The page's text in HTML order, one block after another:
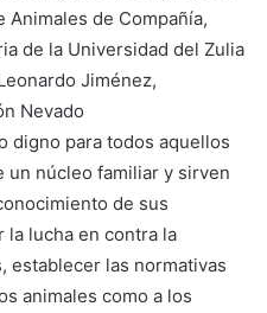
Animales de Compañía,
de la Universidad del Zulia
Jiménez,
Nevado
digno para todos aquellos
un núcleo familiar y sirven
de sus
lucha en contra la
establecer las normativas
animales como a los